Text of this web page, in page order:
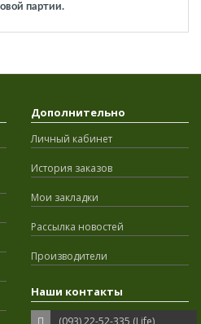
партии.
Дополнительно
Личный кабинет
История заказов
Мои закладки
Рассылка новостей
Производители
Наши контакты